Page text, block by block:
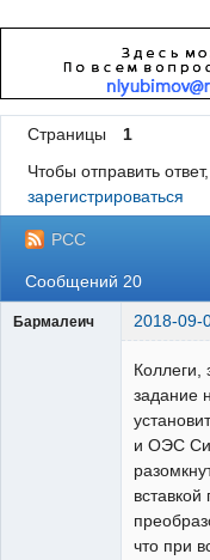
Страницы
1
Чтобы отправить
зарегистрироваться
РСС
Сообщений 20
Бармалеич 2018-09-
Коллеги,
задание
и ОЭС
вставкой
что при